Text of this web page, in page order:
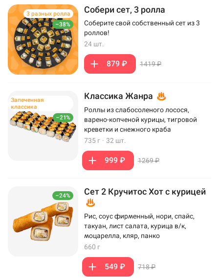
–38%
3 разных ролла Собери сет, 3 ролла
Соберите свой собственный сет из 3
роллов!
24 шт.
879 ₽ 1419 ₽
–21%
Запеченная
классика
Классика Жанра
Роллы из слабосоленого лосося,
варено-копченой курицы, тигровой
креветки и снежного краба
735 г · 32 шт.
999 ₽ 1269 ₽
–24% Сет 2 Кручитос Хот с курицей
Рис, соус фирменный, нори, спайс,
такуан, лист салата, курица в/к,
моцарелла, кляр, панко
660 г
549 ₽ 718 ₽